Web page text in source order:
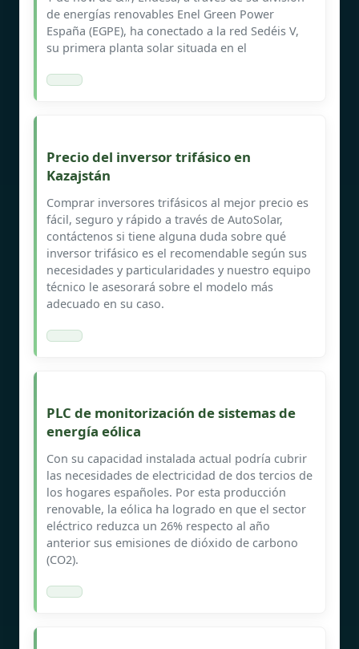
de energías renovables Enel Green Power
España (EGPE), ha conectado a la red Sedéis V,
su primera planta solar situada en el
Precio del inversor trifásico en
Kazajstán
Comprar inversores trifásicos al mejor precio es
fácil, seguro y rápido a través de AutoSolar,
contáctenos si tiene alguna duda sobre qué
inversor trifásico es el recomendable según sus
necesidades y particularidades y nuestro equipo
técnico le asesorará sobre el modelo más
adecuado en su caso.
PLC de monitorización de sistemas de
energía eólica
Con su capacidad instalada actual podría cubrir
las necesidades de electricidad de dos tercios de
los hogares españoles. Por esta producción
renovable, la eólica ha logrado en que el sector
eléctrico reduzca un 26% respecto al año
anterior sus emisiones de dióxido de carbono
(CO2).